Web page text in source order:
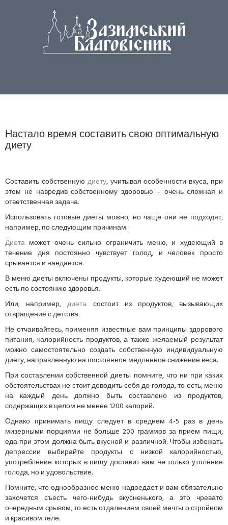
Настало время составить свою оптимальную
диету
Составить собственную диету, учитывая особенности вкуса, при
этом не навредив собственному здоровью – очень сложная и
ответственная задача.
Использовать готовые диеты можно, но чаще они не подходят,
например, по следующим причинам:
Диета может очень сильно ограничить меню, и худеющий в
течение дня постоянно чувствует голод, и человек просто
срывается и наедается.
В меню диеты включены продукты, которые худеющий не может
есть по состоянию здоровья.
Или, например,диета состоит из продуктов, вызывающих
отвращение с детства.
Не отчаивайтесь, применяя известные вам принципы здорового
питания, калорийность продуктов, а также желаемый результат
можно самостоятельно создать собственную индивидуальную
диету, направленную на постоянное медленное снижение веса.
При составлении собственной диеты помните, что ни при каких
обстоятельствах не стоит доводить себя до голода, то есть, меню
на каждый день должно быть составлено из продуктов,
содержащих в целом не менее 1200 калорий.
Однако принимать пищу следует в среднем 4-5 раз в день
мизерными порциями не больше 200 граммов за прием пищи,
еда при этом должна быть вкусной и различной. Чтобы избежать
депрессии выбирайте продукты с низкой калорийностью,
употребление которых в пищу доставит вам не только утоление
голода, но и удовольствие.
Помните, что однообразное меню надоедает и вам обязательно
захочется съесть чего-нибудь вкусненького, а это чревато
очередным срывом, то есть отдалением своей мечты о стройном
и красивом теле.